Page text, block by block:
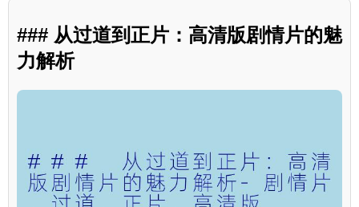
### 从过道到正片：高清版剧情片的魅
力解析